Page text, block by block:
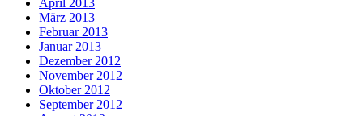
März 2013
Februar 2013
Januar 2013
Dezember 2012
November 2012
Oktober 2012
September 2012